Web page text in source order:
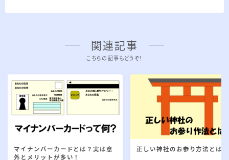
関連記事
こちらの記事もどうぞ！
マイナンバーカードとは？実は意
外とメリットが多い！
正しい神社のお参り方法とは？